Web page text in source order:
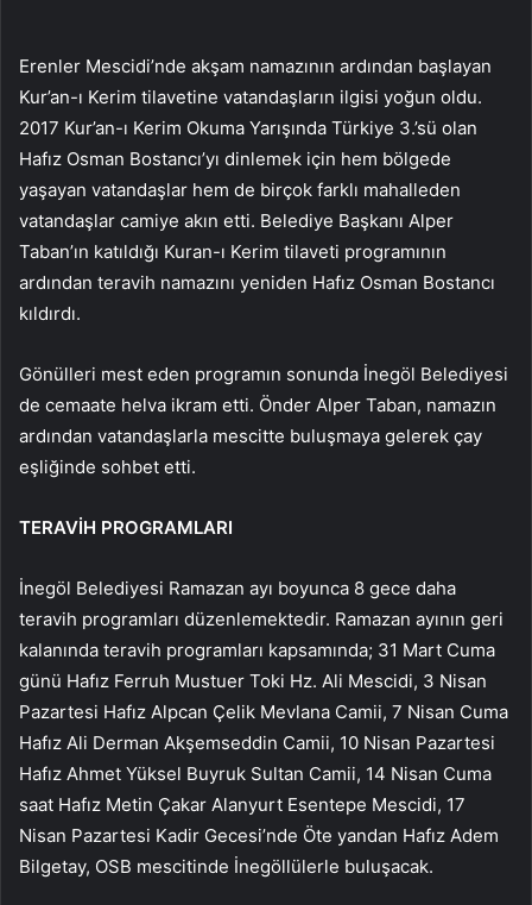
Erenler Mescidi’nde akşam namazının ardından başlayan
Kur’an-ı Kerim tilavetine vatandaşların ilgisi yoğun oldu.
2017 Kur’an-ı Kerim Okuma Yarışında Türkiye 3.’sü olan
Hafız Osman Bostancı’yı dinlemek için hem bölgede
yaşayan vatandaşlar hem de birçok farklı mahalleden
vatandaşlar camiye akın etti. Belediye Başkanı Alper
Taban’ın katıldığı Kuran-ı Kerim tilaveti programının
ardından teravih namazını yeniden Hafız Osman Bostancı
kıldırdı.
Gönülleri mest eden programın sonunda İnegöl Belediyesi
de cemaate helva ikram etti. Önder Alper Taban, namazın
ardından vatandaşlarla mescitte buluşmaya gelerek çay
eşliğinde sohbet etti.
TERAVİH PROGRAMLARI
İnegöl Belediyesi Ramazan ayı boyunca 8 gece daha
teravih programları düzenlemektedir. Ramazan ayının geri
kalanında teravih programları kapsamında; 31 Mart Cuma
günü Hafız Ferruh Mustuer Toki Hz. Ali Mescidi, 3 Nisan
Pazartesi Hafız Alpcan Çelik Mevlana Camii, 7 Nisan Cuma
Hafız Ali Derman Akşemseddin Camii, 10 Nisan Pazartesi
Hafız Ahmet Yüksel Buyruk Sultan Camii, 14 Nisan Cuma
saat Hafız Metin Çakar Alanyurt Esentepe Mescidi, 17
Nisan Pazartesi Kadir Gecesi’nde Öte yandan Hafız Adem
Bilgetay, OSB mescitinde İnegöllülerle buluşacak.